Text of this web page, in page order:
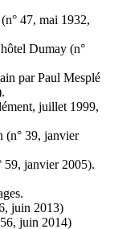
47, mai 1932,
Dumay (n°
par Paul Mesplé
juillet 1999,
(n° 39, janvier
59, janvier 2005).
juin 2013)
juin 2014)